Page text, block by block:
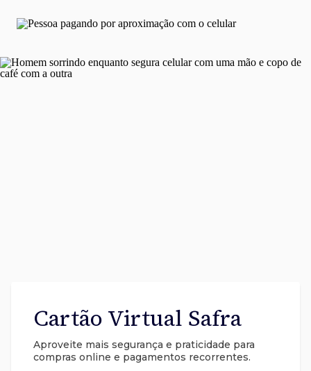
Cartão Virtual Safra
Aproveite mais segurança e praticidade para
compras online e pagamentos recorrentes.